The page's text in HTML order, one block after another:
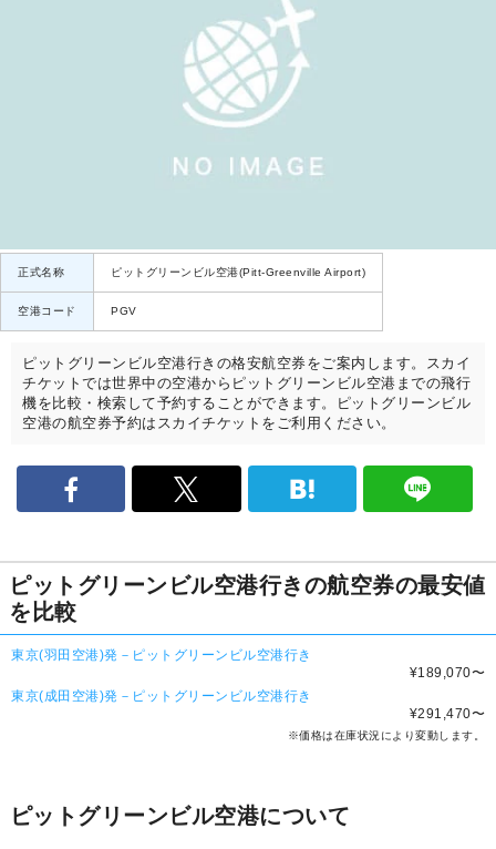
正式名称 ピットグリーンビル空港(Pitt-Greenville Airport)
空港コード PGV
ピットグリーンビル空港行きの格安航空券をご案内します。スカイ
チケットでは世界中の空港からピットグリーンビル空港までの飛行
機を比較・検索して予約することができます。ピットグリーンビル
空港の航空券予約はスカイチケットをご利用ください。
ピットグリーンビル空港行きの航空券の最安値
を比較
東京(羽田空港)発－ピットグリーンビル空港行き
¥189,070〜
東京(成田空港)発－ピットグリーンビル空港行き
¥291,470〜
※価格は在庫状況により変動します。
ピットグリーンビル空港について